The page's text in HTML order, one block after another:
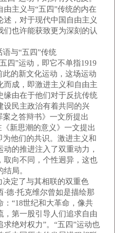
主义与“五四”传统的内在
，对于现代中国自由主义
也许能获致更为深刻的认
五四”传统
”运动，即它不单指1919
此的新文化运动，这场运动
而成，即激进主义和自由主
缘由在于他们对于反抗传统
设民主政治有着共同的兴
案之答辩书》一文所提出
《新思潮的意义》一文提出
为他们的共识。激进主义和
的推进注入了双重动力，
取向不同，个性迥异，这也
局。
定了与其相联的双重色
德·托克维尔曾如是描绘那
“18世纪和大革命，像共
，第一股引导人们追求自由
绝对权力”。“五四”运动也